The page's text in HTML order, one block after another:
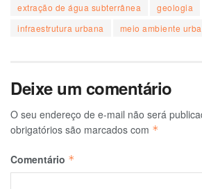
extração de água subterrânea
geologia
infraestrutura urbana
meio ambiente
Deixe um comentário
O seu endereço de e-mail não será
obrigatórios são marcados com *
Comentário *